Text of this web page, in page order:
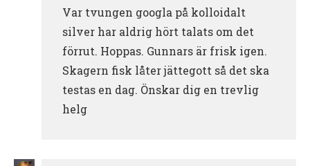
Var tvungen googla på kolloidalt
silver har aldrig hört talats om det
förrut. Hoppas. Gunnars är frisk igen.
Skagern fisk låter jättegott så det ska
testas en dag. Önskar dig en trevlig
helg